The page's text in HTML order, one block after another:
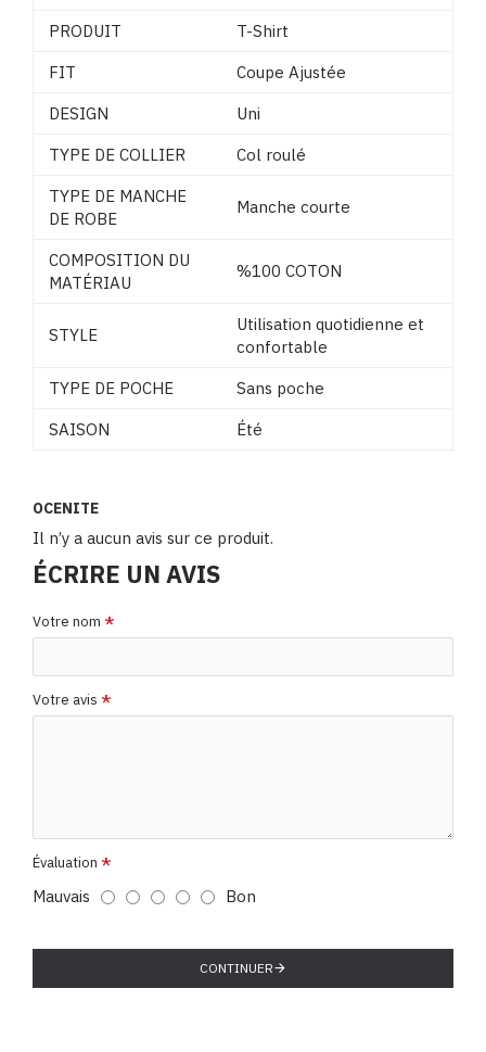
PRODUIT
T-Shirt
FIT
Coupe Ajustée
DESIGN
Uni
TYPE DE COLLIER
Col roulé
TYPE DE MANCHE
DE ROBE
Manche courte
COMPOSITION DU
MATÉRIAU
%100 COTON
STYLE
Utilisation quotidienne et
confortable
TYPE DE POCHE
Sans poche
SAISON
Été
OCENITE
Il n’y a aucun avis sur ce produit.
ÉCRIRE UN AVIS
Votre nom
Votre avis
Évaluation
Mauvais Bon
CONTINUER